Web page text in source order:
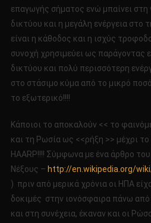
επαγωγής σήματος ενώ μπαίνει στη
δικτύου και η μεγάλη ενέργεια στο
είναι η κάθοδος και η ισχύς
συνοχή χρησιμεύει ως παράγοντας
δικτύου και πολύ περισσότερη
στο στάσιμο κύμα από το μικρό
το εξωτερικό!!!!
Κάποιοι το αποκαλούν << το
και τη Ρωσία ως <<ρήξη >> μέχρι το
HAARP!!!! Σύμφωνα με ένα άρθρο
Νέξους – http://en.wikipedia.org/
) πριν από μερικά χρόνια οι ΗΠΑ
δοκιμές στην ιονόσφαιρα πάνω
και στη συνέχεια, έκαναν και οι